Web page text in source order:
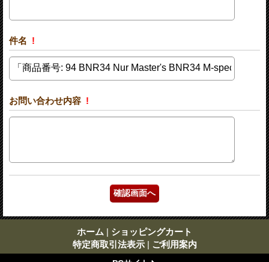
件名 !
お問い合わせ内容 !
ホーム | ショッピングカート
特定商取引法表示 | ご利用案内